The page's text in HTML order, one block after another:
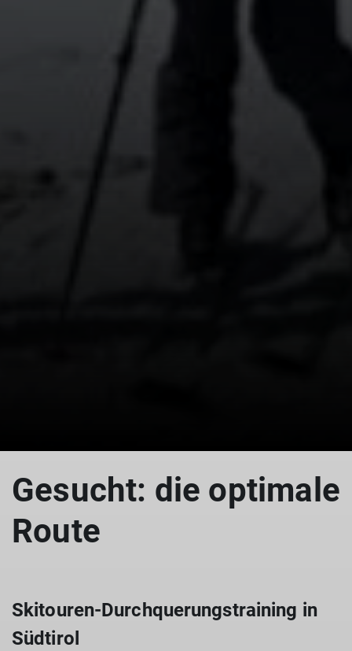
Gesucht: die optimale
Route
Skitouren-Durchquerungstraining in
Südtirol